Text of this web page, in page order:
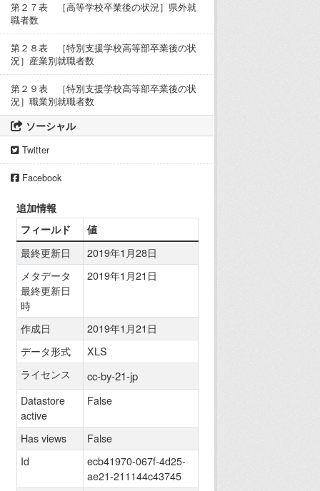
第２７表 ［高等学校卒業後の状況］県外就
職者数
第２８表 ［特別支援学校高等部卒業後の状
況］産業別就職者数
第２９表 ［特別支援学校高等部卒業後の状
況］職業別就職者数
ソーシャル
Twitter
Facebook
追加情報
フィールド
値
最終更新日
2019年1月28日
メタデータ
最終更新日
時
2019年1月21日
作成日
2019年1月21日
データ形式
XLS
ライセンス
cc-by-21-jp
Datastore
active
False
Has views
False
Id
ecb41970-067f-4d25-
ae21-211144c43745